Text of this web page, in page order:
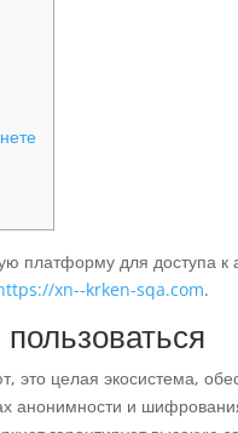
платформу для доступа
xn--krken-sqa.com.
это целая экосистема,
и